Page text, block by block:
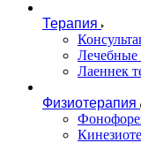
Терапия
Лечебные
Лаеннек
Физиотерапия